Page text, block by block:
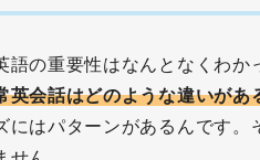
語の重要性はなんとなくわ
英会話はどのような違いがあ
にはパターンがあるんです